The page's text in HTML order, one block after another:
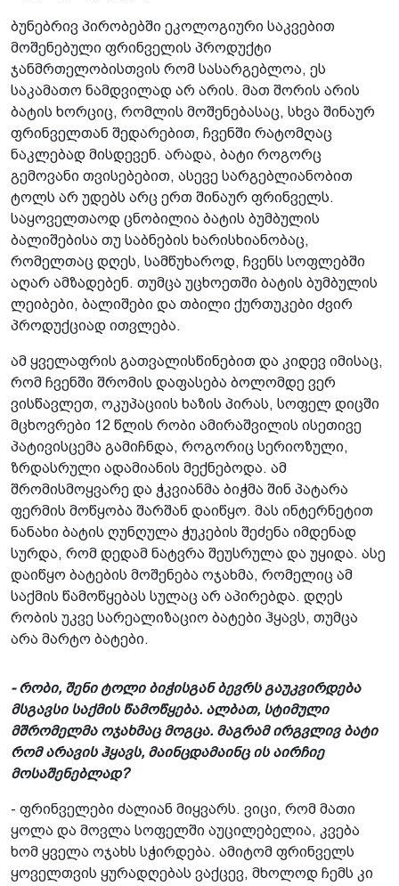
ბუნებრივ პირობებში ეკოლოგიური საკვებით
მოშენებული ფრინველის პროდუქტი
ჯანმრთელობისთვის რომ სასარგებლოა, ეს
საკამათო ნამდვილად არ არის. მათ შორის არის
ბატის ხორციც, რომლის მოშენებასაც, სხვა შინაურ
ფრინველთან შედარებით, ჩვენში რატომღაც
ნაკლებად მისდევენ. არადა, ბატი როგორც
გემოვანი თვისებებით, ასევე სარგებლიანობით
ტოლს არ უდებს არც ერთ შინაურ ფრინველს.
საყოველთაოდ ცნობილია ბატის ბუმბულის
ბალიშებისა თუ საბნების ხარისხიანობაც,
რომელთაც დღეს, სამწუხაროდ, ჩვენს სოფლებში
აღარ ამზადებენ. თუმცა უცხოეთში ბატის ბუმბულის
ლეიბები, ბალიშები და თბილი ქურთუკები ძვირ
პროდუქციად ითვლება.
ამ ყველაფრის გათვალისწინებით და კიდევ იმისაც,
რომ ჩვენში შრომის დაფასება ბოლომდე ვერ
ვისწავლეთ, ოკუპაციის ხაზის პირას, სოფელ დიცში
მცხოვრები 12 წლის რობი ამირაშვილის ისეთივე
პატივისცემა გამიჩნდა, როგორიც სერიოზული,
ზრდასრული ადამიანის მექნებოდა. ამ
შრომისმოყვარე და ჭკვიანმა ბიჭმა შინ პატარა
ფერმის მოწყობა შარშან დაიწყო. მას ინტერნეტით
ნანახი ბატის ღუნღულა ჭუკების შეძენა იმდენად
სურდა, რომ დედამ ნატვრა შეუსრულა და უყიდა. ასე
დაიწყო ბატების მოშენება ოჯახმა, რომელიც ამ
საქმის წამოწყებას სულაც არ აპირებდა. დღეს
რობის უკვე სარეალიზაციო ბატები ჰყავს, თუმცა
არა მარტო ბატები.
- რობი, შენი ტოლი ბიჭისგან ბევრს გაუკვირდება
მსგავსი საქმის წამოწყება. ალბათ, სტიმული
მშრომელმა ოჯახმაც მოგცა. მაგრამ ირგვლივ ბატი
რომ არავის ჰყავს, მაინცდამაინც ის აირჩიე
მოსაშენებლად?
- ფრინველები ძალიან მიყვარს. ვიცი, რომ მათი
ყოლა და მოვლა სოფელში აუცილებელია, კვება
ხომ ყველა ოჯახს სჭირდება. ამიტომ ფრინველს
ყოველთვის ყურადღებას ვაქცევ, მხოლოდ ჩემს კი